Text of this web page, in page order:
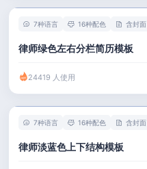
7种语言 16种配色 含封面
律师绿色左右分栏简历模板
24419 人使用
7种语言 16种配色 含封面
律师淡蓝色上下结构模板